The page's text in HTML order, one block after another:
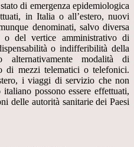
di emergenza epidemiologica
in Italia o all’estero, nuovi
denominati, salvo diversa
o del vertice amministrativo di
o indifferibilità della
alternativamente modalità di
di mezzi telematici o telefonici.
i viaggi di servizio che non
possono essere effettuati,
delle autorità sanitarie dei Paesi